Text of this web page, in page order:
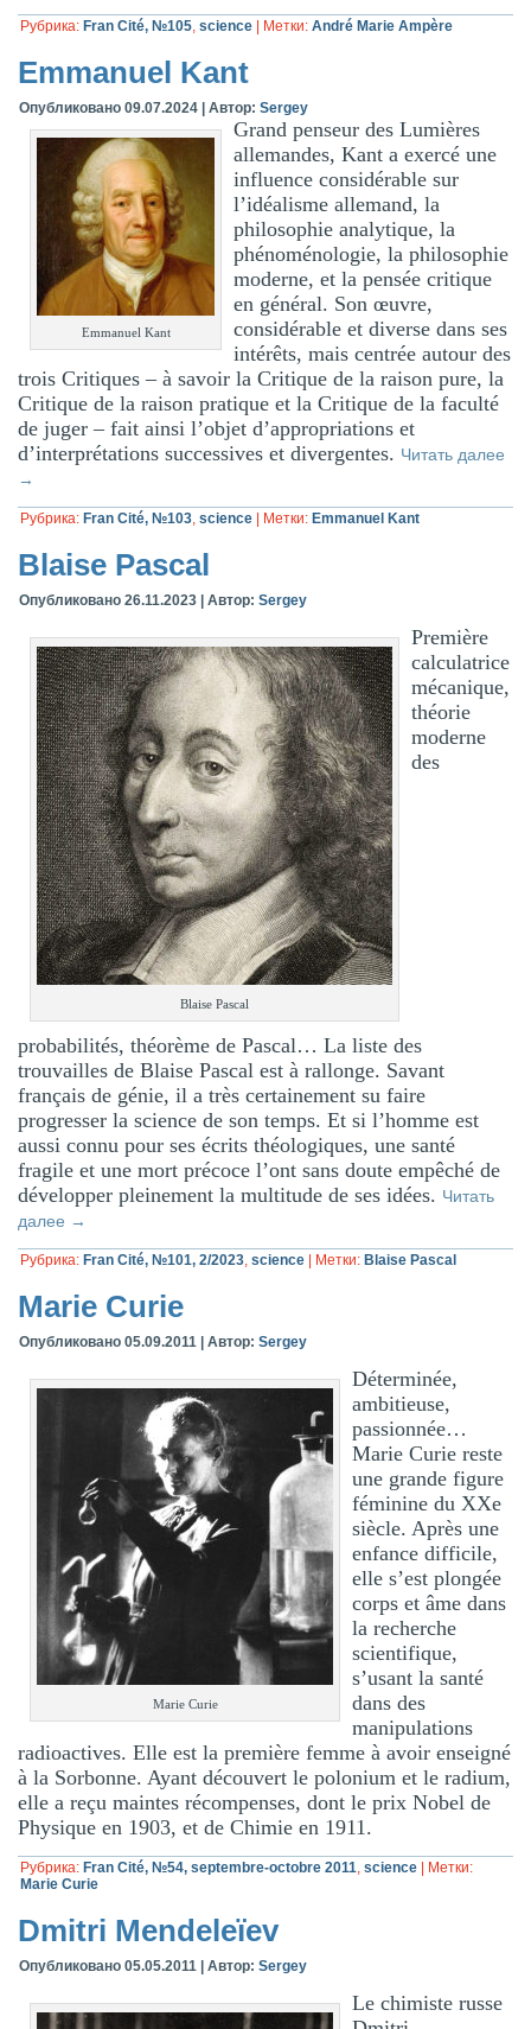
Рубрика: Fran Cité, №105,science Метки: André Marie Ampère
Emmanuel Kant
Опубликовано 09.07.2024 |Автор: Sergey
Emmanuel Kant
Grand penseur des Lumières
allemandes, Kant a exercé une
influence considérable sur
l’idéalisme allemand, la
philosophie analytique, la
phénoménologie, la philosophie
moderne, et la pensée critique
en général. Son œuvre,
considérable et diverse dans ses
intérêts, mais centrée autour des
trois Critiques – à savoir la Critique de la raison pure, la
Critique de la raison pratique et la Critique de la faculté
de juger – fait ainsi l’objet d’appropriations et
d’interprétations successives et divergentes. Читать далее
→
Рубрика: Fran Cité, №103,science Метки: Emmanuel Kant
Blaise Pascal
Опубликовано 26.11.2023 |Автор: Sergey
Blaise Pascal
Première
calculatrice
mécanique,
théorie
moderne
des
probabilités, théorème de Pascal… La liste des
trouvailles de Blaise Pascal est à rallonge. Savant
français de génie, il a très certainement su faire
progresser la science de son temps. Et si l’homme est
aussi connu pour ses écrits théologiques, une santé
fragile et une mort précoce l’ont sans doute empêché de
développer pleinement la multitude de ses idées. Читать
далее →
Рубрика: Fran Cité, №101, 2/2023,science Метки: Blaise Pascal
Marie Curie
Опубликовано 05.09.2011 |Автор: Sergey
Marie Curie
Déterminée,
ambitieuse,
passionnée…
Marie Curie reste
une grande figure
féminine du XXe
siècle. Après une
enfance difficile,
elle s’est plongée
corps et âme dans
la recherche
scientifique,
s’usant la santé
dans des
manipulations
radioactives. Elle est la première femme à avoir enseigné
à la Sorbonne. Ayant découvert le polonium et le radium,
elle a reçu maintes récompenses, dont le prix Nobel de
Physique en 1903, et de Chimie en 1911.
Рубрика: Fran Cité, №54, septembre-octobre 2011,science
Метки:
Marie Curie
Dmitri Mendeleïev
Опубликовано 05.05.2011 |Автор: Sergey
Le chimiste russe